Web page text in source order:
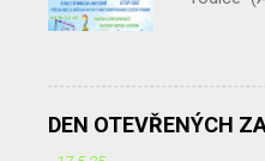
20.55
DEN OTEVŘENÝCH